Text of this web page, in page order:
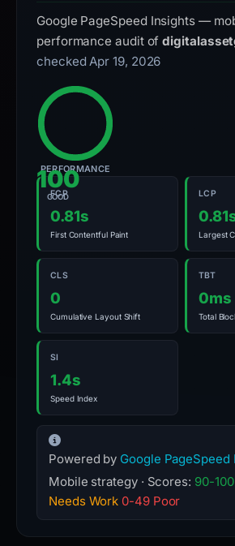
the
domain;
submit
inaccurate.
Google PageSpeed Insights —
performance audit of
checked Apr 19, 2026
100
GOOD
PERFORMANCE
FCP
0.81s
First Contentful Paint
LCP
Largest
CLS
0
Cumulative Layout Shift
TBT
0ms
Total
SI
1.4s
Speed Index
Powered by Google PageSpeed
Mobile strategy · Scores: 90-
Needs Work 0-49 Poor